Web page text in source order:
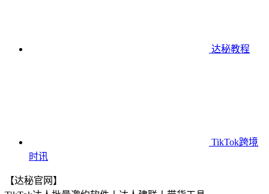
达秘教程
TikTok跨境
时讯
【达秘官网】